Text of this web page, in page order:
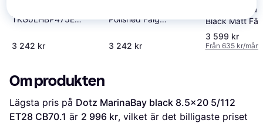
TKG0LHBP475E
Tum
3 242 kr
Polished Fälg
3 242 kr
Dotz Sonoma
Black Matt
8.5x20
3 599 kr
Från 635 kr/mån
Om produkten
Lägsta pris på Dotz MarinaBay black 8.5x20 5/112
ET28 CB70.1 är 2 996 kr, vilket är det billigaste priset